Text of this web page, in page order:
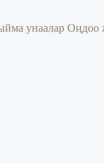
унаалар Оңдоо